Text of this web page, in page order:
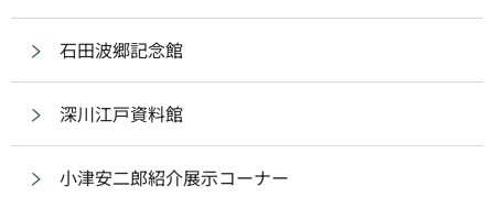
石田波郷記念館
深川江戸資料館
小津安二郎紹介展示コーナー